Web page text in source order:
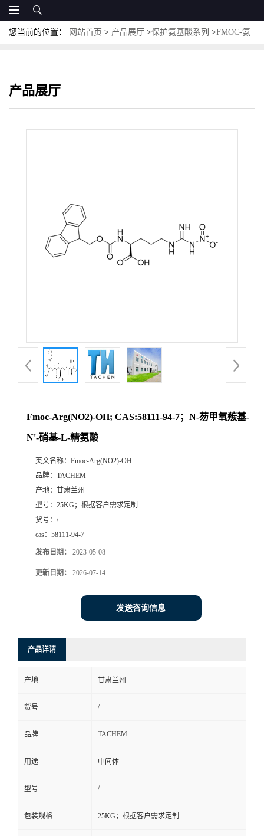
您当前的位置： 网站首页 > 产品展厅 >保护氨基酸系列 >FMOC-氨
产品展厅
Fmoc-Arg(NO2)-OH; CAS:58111-94-7；N-芴甲氧羰基-
N'-硝基-L-精氨酸
英文名称： Fmoc-Arg(NO2)-OH
品牌： TACHEM
产地： 甘肃兰州
型号： 25KG；根据客户需求定制
货号： /
cas： 58111-94-7
发布日期： 2023-05-08
更新日期： 2026-07-14
发送咨询信息
产品详请
产地 甘肃兰州
货号 /
品牌 TACHEM
用途 中间体
型号 /
包装规格 25KG；根据客户需求定制